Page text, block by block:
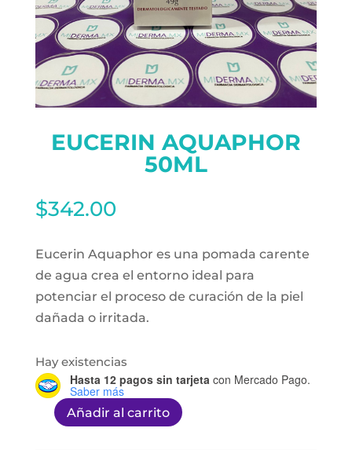
EUCERIN AQUAPHOR
50ML
$342.00
Eucerin Aquaphor es una pomada carente
de agua crea el entorno ideal para
potenciar el proceso de curación de la piel
dañada o irritada.
Hay existencias
Hasta 12 pagos sin tarjeta con Mercado Pago.
Saber más
Eucerin
Añadir al carrito